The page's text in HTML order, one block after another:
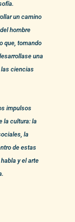
un camino
hombre
que, tomando
una
ciencias
impulsos
la cultura: la
la
de estas
y el arte